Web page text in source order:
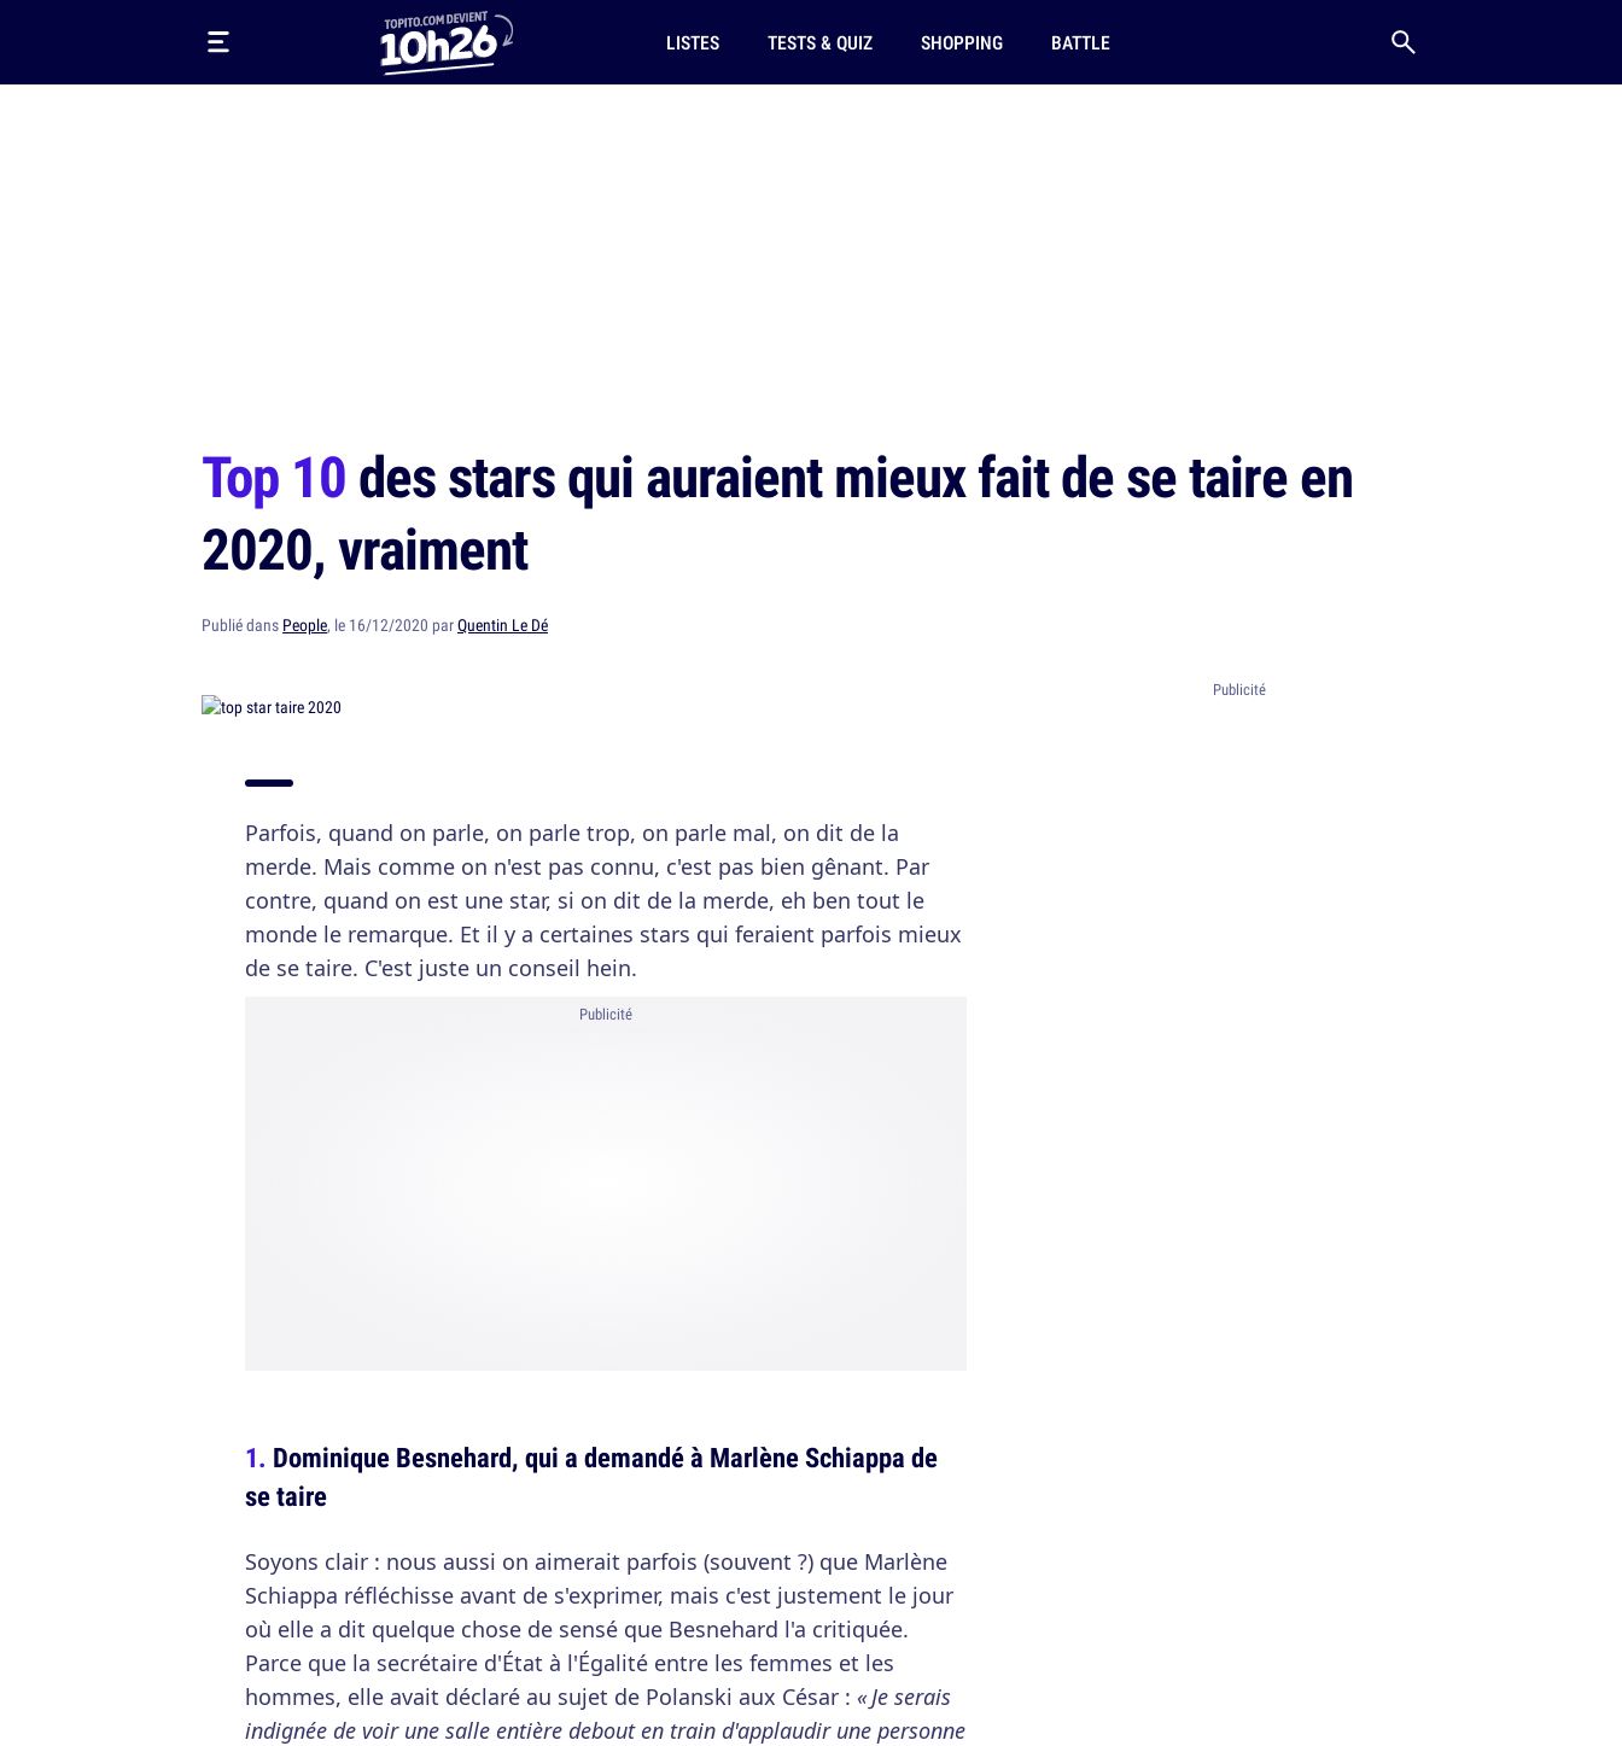
LISTES TESTS & QUIZ SHOPPING BATTLE
Top 10des stars qui auraient mieux fait de se taire en
2020, vraiment
Publié dans People, le 16/12/2020 parQuentin Le Dé
Parfois, quand on parle, on parle trop, on parle mal, on dit de la
merde. Mais comme on n'est pas connu, c'est pas bien gênant. Par
contre, quand on est une star, si on dit de la merde, eh ben tout le
monde le remarque. Et il y a certaines stars qui feraient parfois mieux
de se taire. C'est juste un conseil hein.
Publicité
Dominique Besnehard, qui a demandé à Marlène Schiappa de
se taire
Soyons clair : nous aussi on aimerait parfois (souvent ?) que Marlène
Schiappa réfléchisse avant de s'exprimer, mais c'est justement le jour
où elle a dit quelque chose de sensé que Besnehard l'a critiquée.
Parce que la secrétaire d'État à l'Égalité entre les femmes et les
hommes, elle avait déclaré au sujet de Polanski aux César : « Je serais
indignée de voir une salle entière debout en train d'applaudir une personne